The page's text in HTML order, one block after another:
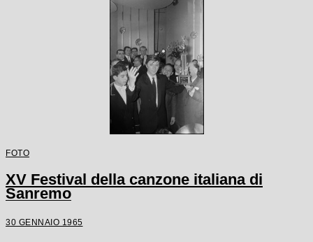
FOTO
XV Festival della canzone italiana di
Sanremo
30 GENNAIO 1965